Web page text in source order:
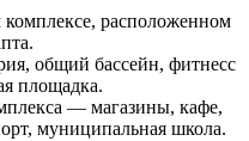
расположенном
общий бассейн, фитнесс
площадка.
— магазины, кафе,
муниципальная школа.